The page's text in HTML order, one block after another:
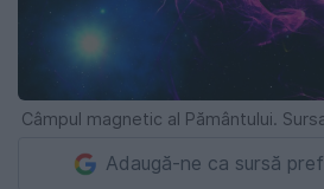
Câmpul magnetic al Pământului.
Adaugă-ne ca sursă